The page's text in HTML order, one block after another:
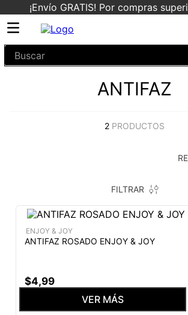
¡Envío GRATIS! Por compras
Buscar
ANTIFAZ
2 PRODUCTOS
FILTRAR
ENJOY & JOY
ANTIFAZ ROSADO ENJOY & JOY
$4,99
VER MÁS